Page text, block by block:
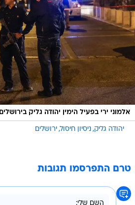
אלמוני ירי בפעיל הימין יהודה גליק בירושלים
יהודה גליק ניסיון חיסול ירושלים
טרם התפרסמו תגובות